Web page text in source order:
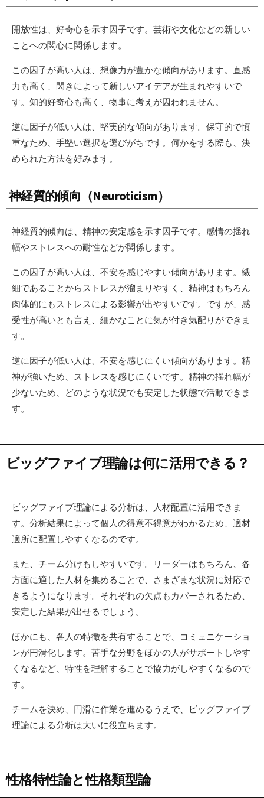
開放性は、好奇心を示す因子です。芸術や文化などの新しい
ことへの関心に関係します。
この因子が高い人は、想像力が豊かな傾向があります。直感
力も高く、閃きによって新しいアイデアが生まれやすいで
す。知的好奇心も高く、物事に考えが囚われません。
逆に因子が低い人は、堅実的な傾向があります。保守的で慎
重なため、手堅い選択を選びがちです。何かをする際も、決
められた方法を好みます。
神経質的傾向（Neuroticism）
神経質的傾向は、精神の安定感を示す因子です。感情の揺れ
幅やストレスへの耐性などが関係します。
この因子が高い人は、不安を感じやすい傾向があります。繊
細であることからストレスが溜まりやすく、精神はもちろん
肉体的にもストレスによる影響が出やすいです。ですが、感
受性が高いとも言え、細かなことに気が付き気配りができま
す。
逆に因子が低い人は、不安を感じにくい傾向があります。精
神が強いため、ストレスを感じにくいです。精神の揺れ幅が
少ないため、どのような状況でも安定した状態で活動できま
す。
ビッグファイブ理論は何に活用できる？
ビッグファイブ理論による分析は、人材配置に活用できま
す。分析結果によって個人の得意不得意がわかるため、適材
適所に配置しやすくなるのです。
また、チーム分けもしやすいです。リーダーはもちろん、各
方面に適した人材を集めることで、さまざまな状況に対応で
きるようになります。それぞれの欠点もカバーされるため、
安定した結果が出せるでしょう。
ほかにも、各人の特徴を共有することで、コミュニケーショ
ンが円滑化します。苦手な分野をほかの人がサポートしやす
くなるなど、特性を理解することで協力がしやすくなるので
す。
チームを決め、円滑に作業を進めるうえで、ビッグファイブ
理論による分析は大いに役立ちます。
性格特性論と性格類型論